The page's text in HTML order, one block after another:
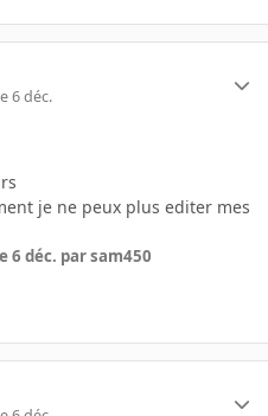
6 déc.
je ne peux plus editer mes
6 déc. par sam450